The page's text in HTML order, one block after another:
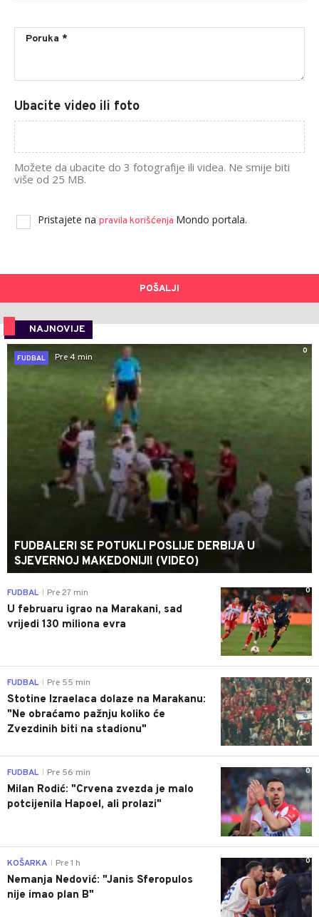
Ubacite video ili foto
Možete da ubacite do 3 fotografije ili videa. Ne smije biti
više od 25 MB.
Pristajete na pravila korišćenja Mondo portala.
POŠALJI
NAJNOVIJE
0
FUDBAL
Pre 4 min
FUDBALERI SE POTUKLI POSLIJE DERBIJA U
SJEVERNOJ MAKEDONIJI! (VIDEO)
0
FUDBAL Pre 27 min
U februaru igrao na Marakani, sad
vrijedi 130 miliona evra
0
FUDBAL Pre 55 min
Stotine Izraelaca dolaze na Marakanu:
"Ne obraćamo pažnju koliko će
Zvezdinih biti na stadionu"
0
FUDBAL Pre 56 min
Milan Rodić: "Crvena zvezda je malo
potcijenila Hapoel, ali prolazi"
0
KOŠARKA Pre 1 h
Nemanja Nedović: "Janis Sferopulos
nije imao plan B"